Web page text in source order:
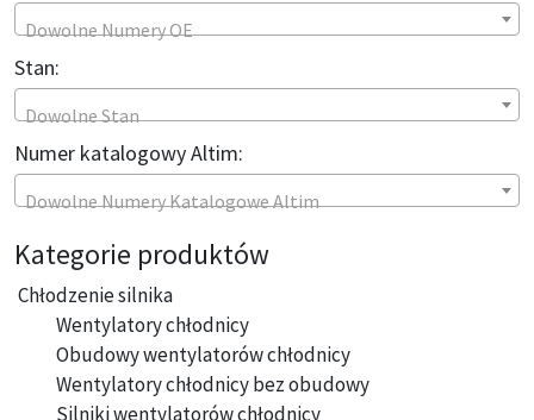
Dowolne Numery OE
Stan:
Dowolne Stan
Numer katalogowy Altim:
Dowolne Numery Katalogowe Altim
Kategorie produktów
Chłodzenie silnika
Wentylatory chłodnicy
Obudowy wentylatorów chłodnicy
Wentylatory chłodnicy bez obudowy
Silniki wentylatorów chłodnicy